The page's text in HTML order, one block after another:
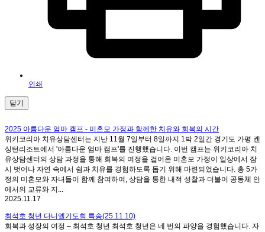
인쇄
닫기
2025 아름다운 엄마 캠프 - 미혼모 가정과 함께한 치유와 회복의 시간
위키코리아 치유상담센터는 지난 11월 7일부터 8일까지 1박 2일간 경기도 가평 켄
싱턴리조트에서 '아름다운 엄마 캠프'를 진행했습니다. 이번 캠프는 위키코리아 치
유상담센터의 상담 과정을 통해 회복의 여정을 걸어온 미혼모 가정이 일상에서 잠
시 벗어나 자연 속에서 쉼과 치유를 경험하도록 돕기 위해 마련되었습니다. 총 5가
정의 미혼모와 자녀들이 함께 참여하여, 상담을 통한 내적 성찰과 더불어 공동체 안
에서의 교류와 지...
2025.11.17
최석호 청년 다니엘기도회 특송(25.11.10)
회복과 성장의 여정 – 최석호 청년 최석호 청년은 네 번의 파양을 경험했습니다. 자